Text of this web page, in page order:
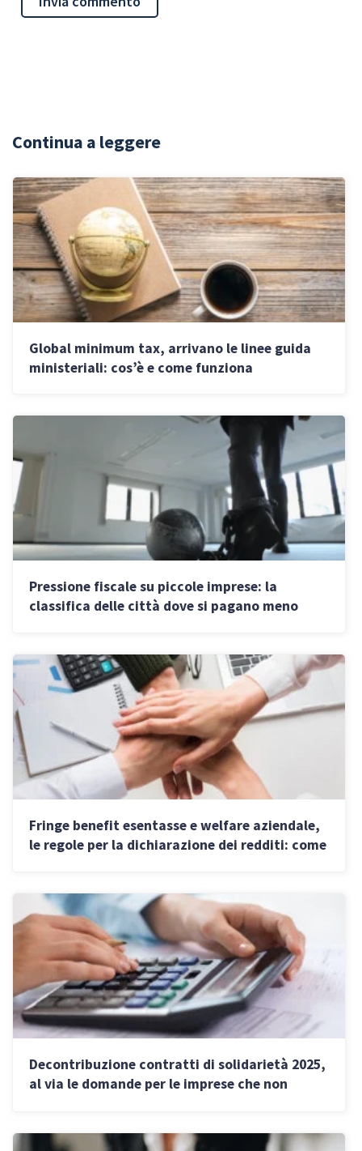
Continua a leggere
Global minimum tax, arrivano le linee guida
ministeriali: cos’è e come funziona
Pressione fiscale su piccole imprese: la
classifica delle città dove si pagano meno
Fringe benefit esentasse e welfare aziendale,
le regole per la dichiarazione dei redditi: come
Decontribuzione contratti di solidarietà 2025,
al via le domande per le imprese che non